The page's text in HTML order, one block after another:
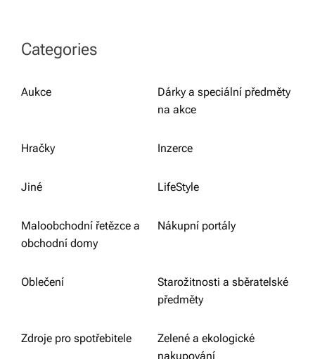
Categories
Aukce
Dárky a speciální předměty
na akce
Hračky Inzerce
Jiné LifeStyle
Maloobchodní řetězce a
obchodní domy
Nákupní portály
Oblečení
Starožitnosti a sběratelské
předměty
Zdroje pro spotřebitele
Zelené a ekologické
nakupování